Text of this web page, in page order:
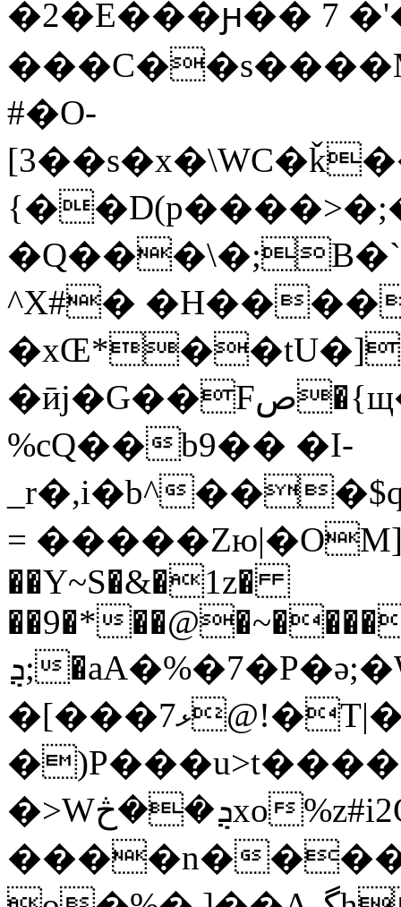
�2�E���ԩ�� 7
#�O-
^X#�
�ӣj�G��Fص�{щ�N� m^��D-
%cQ��b9�� �I-
_r�,i�b^
=
��Y~S�&�1z�
��9�*
ܯ;�aA�%�7�P�ǝ;�W�[��;��#T~v�Ɩ����P��:�A[£λ�*g�v�)�}
�[���ޅ7@!�T|�Q��^=��-�×�-|
�>W܏ܯ��څxo%z#i2Q����1AC��X�@�ojW���D3�&�&C�+��0�)�����@+ݬ$����
����n�